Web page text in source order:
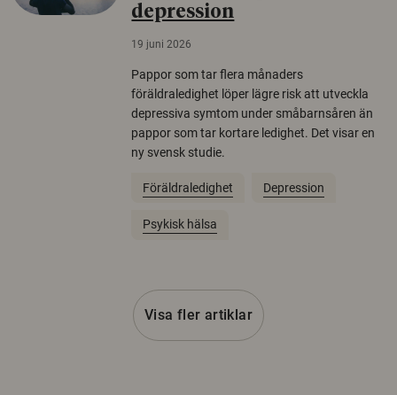
depression
19 juni 2026
Pappor som tar flera månaders
föräldraledighet löper lägre risk att utveckla
depressiva symtom under småbarnsåren än
pappor som tar kortare ledighet. Det visar en
ny svensk studie.
Föräldraledighet Depression
Psykisk hälsa
Visa fler artiklar